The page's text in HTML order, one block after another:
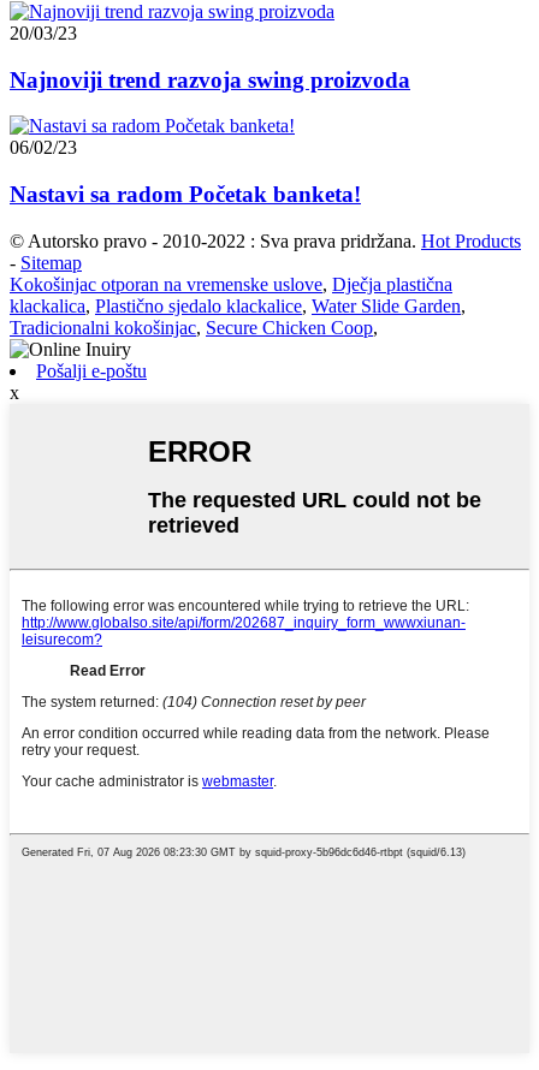
20/03/23
Najnoviji trend razvoja swing proizvoda
06/02/23
Nastavi sa radom Početak banketa!
© Autorsko pravo - 2010-2022 : Sva prava pridržana. Hot Products
- Sitemap
Kokošinjac otporan na vremenske uslove, Dječja plastična
klackalica, Plastično sjedalo klackalice, Water Slide Garden,
Tradicionalni kokošinjac, Secure Chicken Coop,
Pošalji e-poštu
x